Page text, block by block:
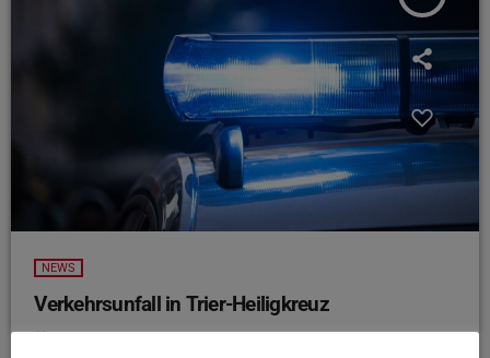
NEWS
Verkehrsunfall in Trier-Heiligkreuz